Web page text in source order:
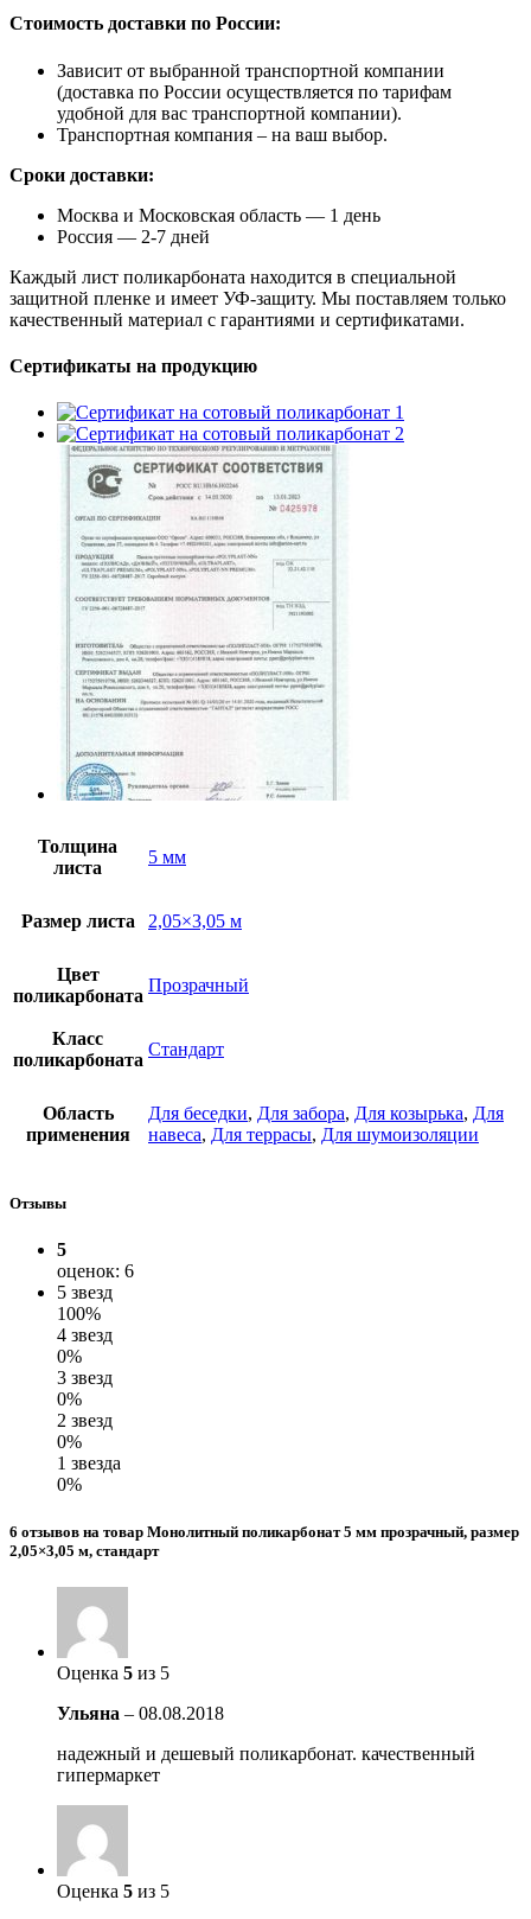
Стоимость доставки по России:
Зависит от выбранной транспортной компании
(доставка по России осуществляется по тарифам
удобной для вас транспортной компании).
Транспортная компания – на ваш выбор.
Сроки доставки:
Москва и Московская область — 1 день
Россия — 2-7 дней
Каждый лист поликарбоната находится в специальной
защитной пленке и имеет УФ-защиту. Мы поставляем только
качественный материал с гарантиями и сертификатами.
Сертификаты на продукцию
Толщина
листа
5 мм
Размер листа 2,05×3,05 м
Цвет
поликарбоната
Прозрачный
Класс
поликарбоната
Стандарт
Область
применения
Для беседки, Для забора, Для козырька, Для
навеса, Для террасы, Для шумоизоляции
Отзывы
5
оценок: 6
5 звезд
100%
4 звезд
0%
3 звезд
0%
2 звезд
0%
1 звезда
0%
6 отзывов на товар Монолитный поликарбонат 5 мм прозрачный, размер
2,05×3,05 м, стандарт
Оценка 5 из 5
Ульяна – 08.08.2018
надежный и дешевый поликарбонат. качественный
гипермаркет
Оценка 5 из 5